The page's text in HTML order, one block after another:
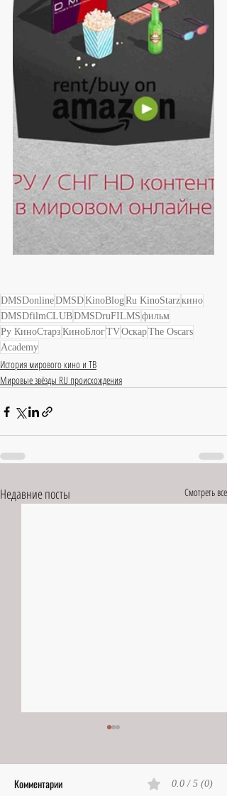
DMSDonlineDMSDKinoBlogRu KinoStarzкино
DMSDfilmCLUBDMSDruFILMS фильм
Ру КиноСтарз КиноБлогTVОскарThe Oscars
Academy
История мирового кино и ТВ
Мировые звёзды RU происхождения
Недавние посты Смотреть все
Комментарии 0.0 / 5 (0)